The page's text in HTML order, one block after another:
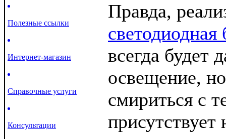
Полезные ссылки
Интернет-магазин
Справочные услуги
Консультации
Правда,
светодиодная
всегда будет
освещение,
смириться с
присутствует